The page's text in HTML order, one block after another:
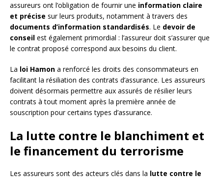
assureurs ont l’obligation de fournir une information claire
et précise sur leurs produits, notamment à travers des
documents d’information standardisés. Le devoir de
conseil est également primordial : l’assureur doit s’assurer que
le contrat proposé correspond aux besoins du client.
La loi Hamon a renforcé les droits des consommateurs en
facilitant la résiliation des contrats d’assurance. Les assureurs
doivent désormais permettre aux assurés de résilier leurs
contrats à tout moment après la première année de
souscription pour certains types d’assurance.
La lutte contre le blanchiment et
le financement du terrorisme
Les assureurs sont des acteurs clés dans la lutte contre le